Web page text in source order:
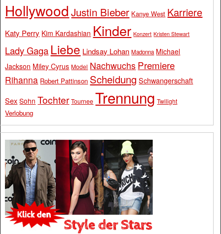
Hollywood Justin Bieber Kanye West Karriere
Katy Perry Kim Kardashian Kinder Konzert Kristen Stewart
Lady Gaga Liebe Lindsay Lohan Madonna Michael
Jackson Miley Cyrus Model Nachwuchs Premiere
Rihanna Robert Pattinson Scheidung Schwangerschaft
Sex Sohn Tochter Tournee Trennung Twilight
Verlobung